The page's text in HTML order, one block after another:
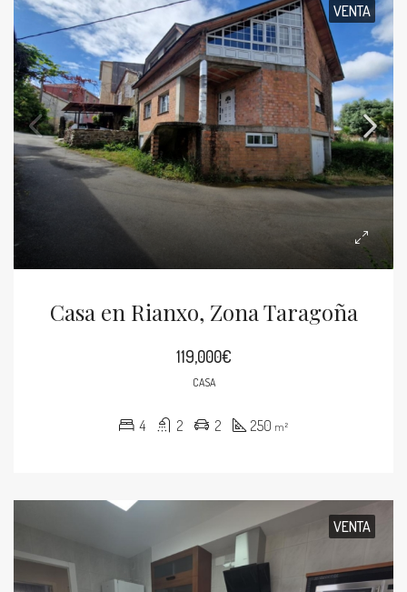
VENTA
Casa en Rianxo, Zona Taragoña
119,000€
CASA
4 2 2 250 m²
VENTA